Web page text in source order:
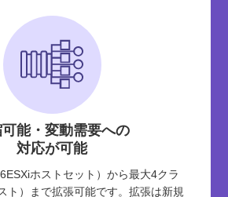
能・変動需要への
対応が可能
ホストセット）から最大4クラ
ト）まで拡張可能です。拡張は新規